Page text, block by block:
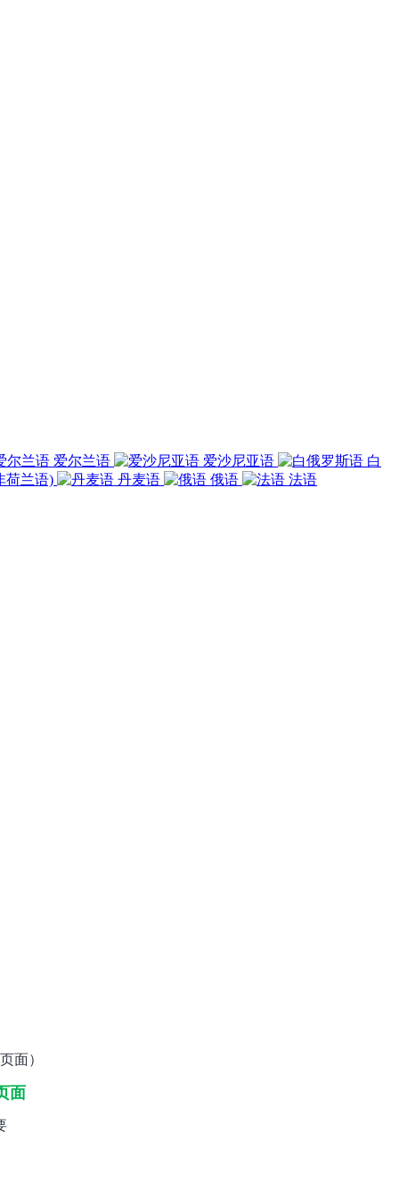
爱尔兰语 爱沙尼亚语
白
荷兰语)
丹麦语 俄语 法语
面）
面